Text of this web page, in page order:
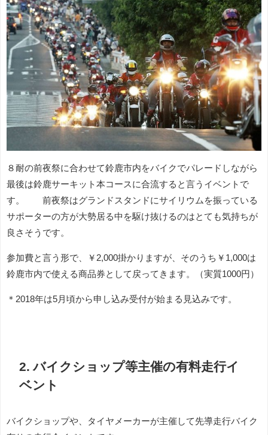
８耐の前夜祭に合わせて鈴鹿市内をバイクでパレードしながら
最後は鈴鹿サーキット本コースに合流すると言うイベントで
す。 前夜祭はグランドスタンドにサイリウムを振っている
サポーターの方が大勢居る中を駆け抜けるのはとても気持ちが
良さそうです。
参加費と言う形で、￥2,000掛かりますが、そのうち￥1,000は
鈴鹿市内で使える商品券として戻ってきます。（実質1000円）
＊2018年は5月頃から申し込み受付が始まる見込みです。
2. バイクショップ等主催の有料走行イ
ベント
バイクショップや、タイヤメーカーが主催して先導走行バイク